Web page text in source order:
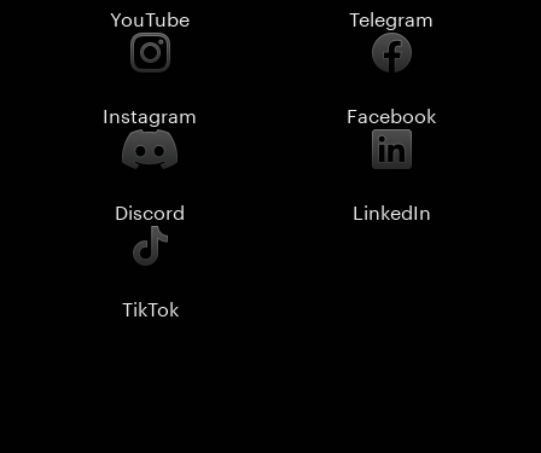
YouTube Telegram
Instagram Facebook
Discord LinkedIn
TikTok